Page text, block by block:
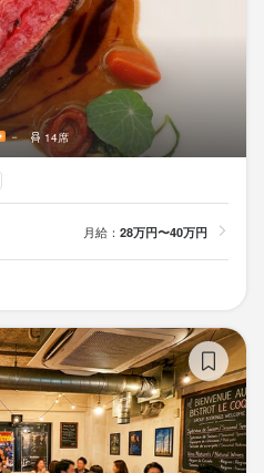
－ 14席
月給： 28万円〜40万円